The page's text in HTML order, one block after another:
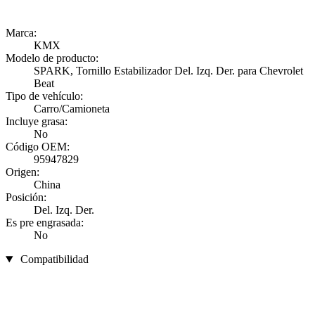
Marca:
KMX
Modelo de producto:
SPARK, Tornillo Estabilizador Del. Izq. Der. para Chevrolet
Beat
Tipo de vehículo:
Carro/Camioneta
Incluye grasa:
No
Código OEM:
95947829
Origen:
China
Posición:
Del. Izq. Der.
Es pre engrasada:
No
Compatibilidad